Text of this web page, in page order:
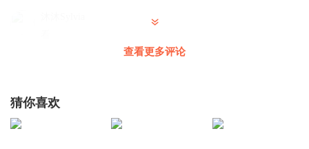
3评
查看更多评论
猜你喜欢